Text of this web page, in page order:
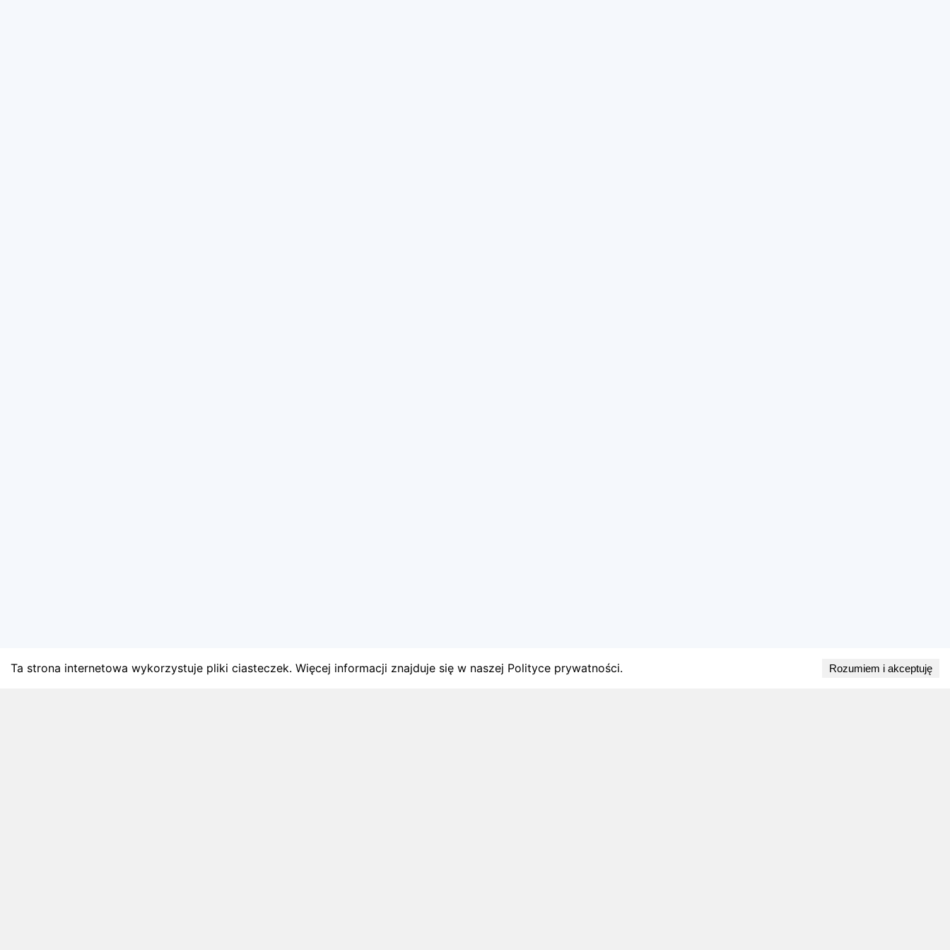
Ta strona internetowa wykorzystuje pliki ciasteczek. Więcej informacji znajduje się w naszej Polityce prywatności. Rozumiem i akceptuję